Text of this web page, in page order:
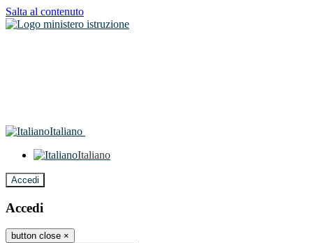
Salta al contenuto
Italiano
Italiano
Accedi
Accedi
button close ×